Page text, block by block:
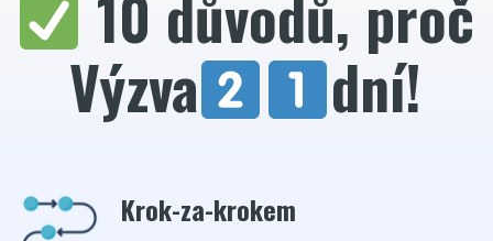
Výzva
dní!
Krok-za-krokem